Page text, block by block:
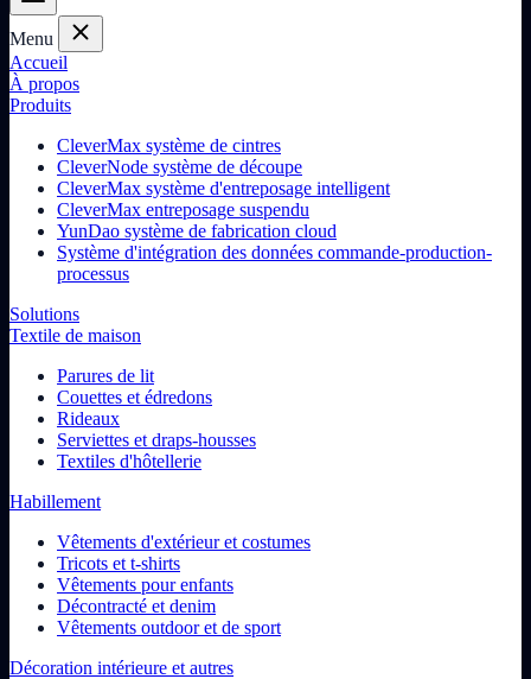
Menu
Accueil
À propos
Produits
CleverMax système de cintres
CleverNode système de découpe
CleverMax système d'entreposage intelligent
CleverMax entreposage suspendu
YunDao système de fabrication cloud
Système d'intégration des données commande-production-
processus
Solutions
Textile de maison
Parures de lit
Couettes et édredons
Rideaux
Serviettes et draps-housses
Textiles d'hôtellerie
Habillement
Vêtements d'extérieur et costumes
Tricots et t-shirts
Vêtements pour enfants
Décontracté et denim
Vêtements outdoor et de sport
Décoration intérieure et autres